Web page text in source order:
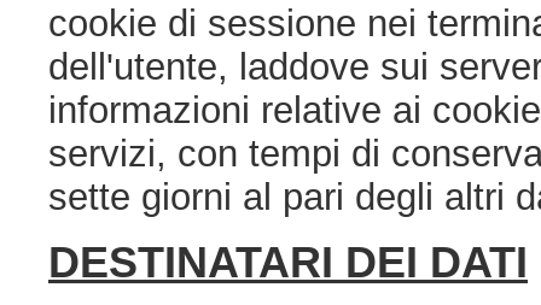
cookie di sessione nei
dell'utente, laddove sui
informazioni relative ai
servizi, con tempi di
sette giorni al pari degli altri
DESTINATARI DEI DATI